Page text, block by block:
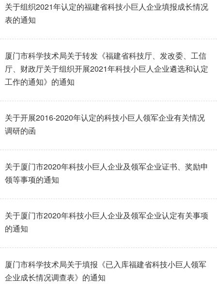
关于组织2021年认定的福建省科技小巨人企业填报成长情况
表的通知
厦门市科学技术局关于转发《福建省科技厅、发改委、工信
厅、财政厅关于组织开展2021年科技小巨人企业遴选和认定
工作的通知》的通知
关于开展2016-2020年认定的科技小巨人领军企业有关情况
调研的函
关于厦门市2020年科技小巨人企业及领军企业证书、奖励申
领等事项的通知
关于厦门市2020年科技小巨人企业及领军企业认定有关事项
的通知
厦门市科学技术局关于填报《已入库福建省科技小巨人领军
企业成长情况调查表》的通知